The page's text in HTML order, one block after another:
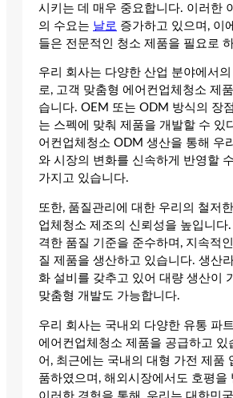
시키는 데 매우 중요합니다. 이러한
의 수요는 날로 증가하고 있으며, 이
들은 전문적인 청소 제품을 필요로
우리 회사는 다양한 산업 분야에서
로, 고객 맞춤형 에어컨업체청소 제
습니다. OEM 또는 ODM 방식의 장
는 스펙에 맞춰 제품을 개발할 수 있
어컨업체청소 ODM 생산을 통해 우
와 시장의 변화를 신속하게 반영할
가지고 있습니다.
또한, 품질관리에 대한 우리의 철저
업체청소 제조의 신뢰성을 높입니다
격한 품질 기준을 준수하며, 지속적
질 제품을 생산하고 있습니다. 생산
화 설비를 갖추고 있어 대량 생산이
맞춤형 개발도 가능합니다.
우리 회사는 국내외 다양한 유통 파
에어컨업체청소 제품을 공급하고 있
어, 최근에는 국내의 대형 가전 제품
품하였으며, 해외시장에서도 호평을